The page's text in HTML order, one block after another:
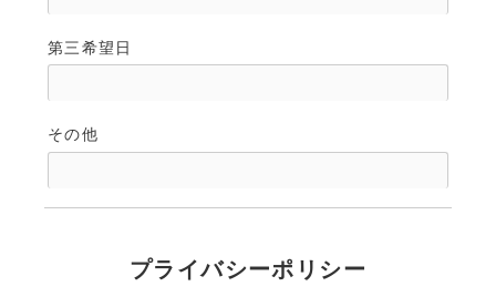
第三希望日
その他
プライバシーポリシー